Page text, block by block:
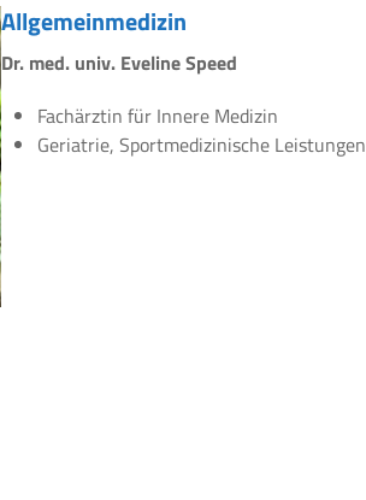
Allgemeinmedizin
Dr. med. univ. Eveline Speed
Fachärztin für Innere Medizin
Geriatrie, Sportmedizinische Leistungen